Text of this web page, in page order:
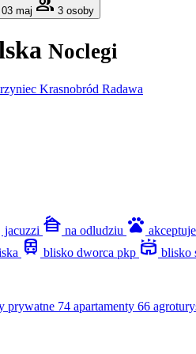
maj group 3 osoby
Noclegi
Krasnobród Radawa
jacuzzi cabin na odludziu pets
train blisko dworca pkp stadium blisko
prywatne 74 apartamenty 66